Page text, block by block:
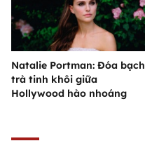
Natalie Portman: Đóa bạch
trà tinh khôi giữa
Hollywood hào nhoáng